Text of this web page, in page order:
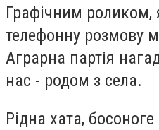
Графічним роликом,
телефонну розмову
Аграрна партія
нас - родом з села.
Рідна хата,